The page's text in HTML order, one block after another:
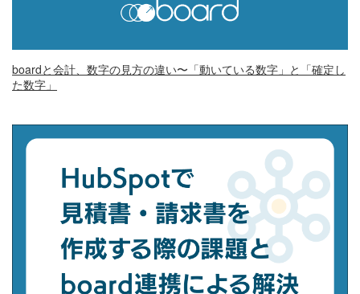
boardと会計、数字の見方の違い〜「動いている数字」と「確定し
た数字」